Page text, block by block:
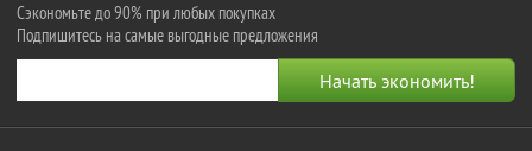
Сэкономьте до 90% при любых покупках
Подпишитесь на самые выгодные предложения